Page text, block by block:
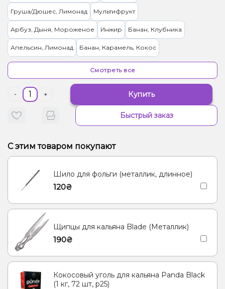
Груша/Дюшес, Лимонад Мультифрукт
Арбуз, Дыня, Мороженое Инжир Банан, Клубника
Апельсин, Лимонад Банан, Карамель, Кокос
Гранат, Лимонад, Малина Конфеты, Ягоды Марула, Папайя
Ананас, Манго, Маракуйя, Печенье
Бузина, Лайм Ваниль, Кола Жвачка (фруктовая)
Виноград, Слива, Энергетик Ананас, Апельсин, Манго
Барбарис, Вишня/Черешня, Сакура
Смотреть все
- + Купить
Быстрый заказ
С этим товаром покупают
Шило для фольги (металлик, длинное)
120₴
Щипцы для кальяна Blade (Металлик)
190₴
Кокосовый уголь для кальяна Panda Black
(1 кг, 72 шт, р25)